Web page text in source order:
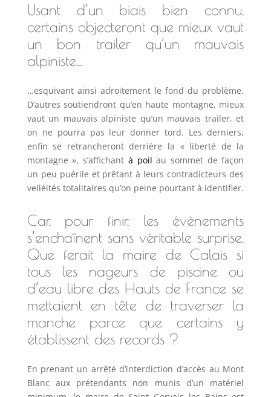
Usant d’un biais bien connu,
certains objecteront que mieux vaut
un bon trailer qu’un mauvais
alpiniste…
…esquivant ainsi adroitement le fond du problème.
D’autres soutiendront qu’en haute montagne, mieux
vaut un mauvais alpiniste qu’un mauvais trailer, et
on ne pourra pas leur donner tord. Les derniers,
enfin se retrancheront derrière la « liberté de la
montagne », s’affichant à poilau sommet de façon
un peu puérile et prêtant à leurs contradicteurs des
velléités totalitaires qu’on peine pourtant à identifier.
Car, pour finir, les évènements
s’enchaînent sans véritable surprise.
Que ferait la maire de Calais si
tous les nageurs de piscine ou
d’eau libre des Hauts de France se
mettaient en tête de traverser la
manche parce que certains y
établissent des records?
En prenant un arrêté d’interdiction d’accès au Mont
Blanc aux prétendants non munis d’un matériel